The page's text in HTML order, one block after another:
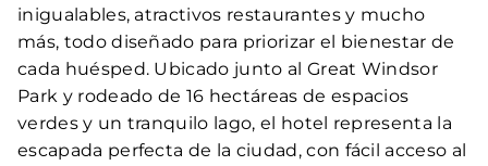
inigualables, atractivos restaurantes y mucho
más, todo diseñado para priorizar el bienestar de
cada huésped. Ubicado junto al Great Windsor
Park y rodeado de 16 hectáreas de espacios
verdes y un tranquilo lago, el hotel representa la
escapada perfecta de la ciudad, con fácil acceso al